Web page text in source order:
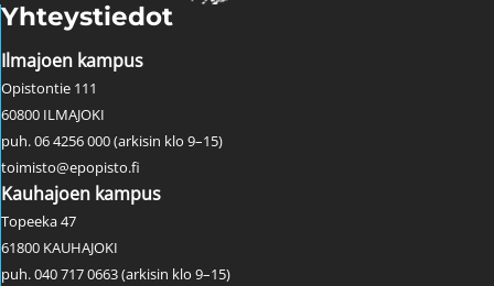
Yhteystiedot
Ilmajoen kampus
Opistontie 111
60800 ILMAJOKI
puh. 06 4256 000 (arkisin klo 9–15)
toimisto@epopisto.fi
Kauhajoen kampus
Topeeka 47
61800 KAUHAJOKI
puh. 040 717 0663 (arkisin klo 9–15)